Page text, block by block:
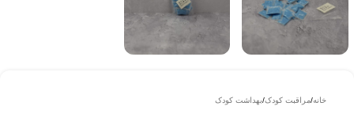
خانه/مراقبت کودک/بهداشت کودک